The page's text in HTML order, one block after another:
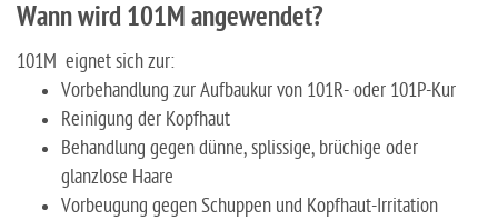
Wann wird 101M angewendet?
101M eignet sich zur:
Vorbehandlung zur Aufbaukur von 101R- oder 101P-Kur
Reinigung der Kopfhaut
Behandlung gegen dünne, splissige, brüchige oder
glanzlose Haare
Vorbeugung gegen Schuppen und Kopfhaut-Irritation